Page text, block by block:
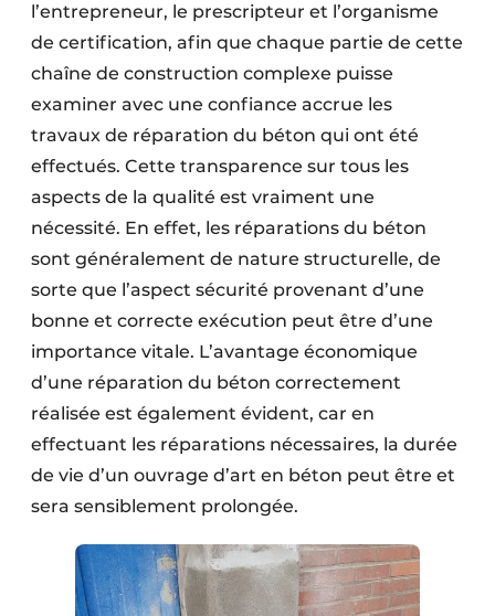
l’entrepreneur, le prescripteur et l’organisme
de certification, afin que chaque partie de cette
chaîne de construction complexe puisse
examiner avec une confiance accrue les
travaux de réparation du béton qui ont été
effectués. Cette transparence sur tous les
aspects de la qualité est vraiment une
nécessité. En effet, les réparations du béton
sont généralement de nature structurelle, de
sorte que l’aspect sécurité provenant d’une
bonne et correcte exécution peut être d’une
importance vitale. L’avantage économique
d’une réparation du béton correctement
réalisée est également évident, car en
effectuant les réparations nécessaires, la durée
de vie d’un ouvrage d’art en béton peut être et
sera sensiblement prolongée.